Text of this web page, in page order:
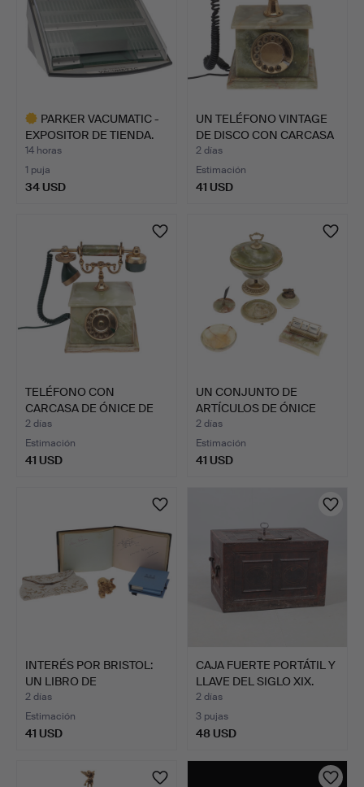
PARKER VACUMATIC -
EXPOSITOR DE TIENDA.
14 horas
1 puja
34 USD
UN TELÉFONO VINTAGE
DE DISCO CON CARCASA
D…
2 días
Estimación
41 USD
TELÉFONO CON
CARCASA DE ÓNICE DE
ESTILO VI…
2 días
Estimación
41 USD
UN CONJUNTO DE
ARTÍCULOS DE ÓNICE
VINTAGE.
2 días
Estimación
41 USD
INTERÉS POR BRISTOL:
UN LIBRO DE
AUTÓGRAFO…
2 días
Estimación
41 USD
CAJA FUERTE PORTÁTIL Y
LLAVE DEL SIGLO XIX.
2 días
3 pujas
48 USD